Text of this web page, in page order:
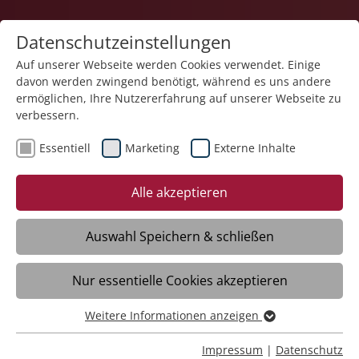
Karriere
Freiwilligendienst - FSJ | BFD (m/w/d) für
Datenschutzeinstellungen
Auf unserer Webseite werden Cookies verwendet. Einige
davon werden zwingend benötigt, während es uns andere
ermöglichen, Ihre Nutzererfahrung auf unserer Webseite zu
verbessern.
Essentiell Marketing Externe Inhalte
Alle akzeptieren
Auswahl Speichern & schließen
Nur essentielle Cookies akzeptieren
Essentiell
Essentielle Cookies werden für grundlegende Funktionen
Weitere Informationen anzeigen
Impressum | Datenschutz